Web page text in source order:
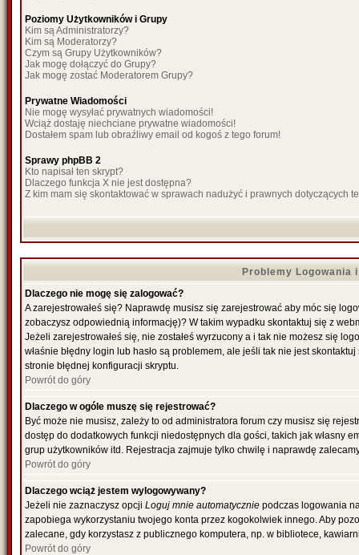
Poziomy Użytkowników i Grupy
Kim są Administratorzy?
Kim są Moderatorzy?
Czym są Grupy Użytkowników?
Jak mogę dołączyć do Grupy?
Jak mogę zostać Moderatorem Grupy?
Prywatne Wiadomości
Nie mogę wysyłać prywatnych wiadomości!
Wciąż dostaję niechciane prywatne wiadomości!
Dostałem spam lub obraźliwy email od kogoś z tego forum!
Sprawy phpBB 2
Kto napisał ten skrypt?
Dlaczego funkcja X nie jest dostępna?
Z kim mam się skontaktować w sprawach nadużyć i prawnych dotyczących
Problemy Logowania
Dlaczego nie mogę się zalogować?
A zarejestrowałeś się? Naprawdę musisz się zarejestrować aby móc się
zobaczysz odpowiednią informację)? W takim wypadku skontaktuj się z
Jeżeli zarejestrowałeś się, nie zostałeś wyrzucony a i tak nie możesz się
właśnie błędny login lub hasło są problemem, ale jeśli tak nie jest
stronie błędnej konfiguracji skryptu.
Powrót do góry
Dlaczego w ogóle muszę się rejestrować?
Być może nie musisz, zależy to od administratora forum czy musisz się
dostęp do dodatkowych funkcji niedostępnych dla gości, takich jak własny
grup użytkowników itd. Rejestracja zajmuje tylko chwilę i naprawdę
Powrót do góry
Dlaczego wciąż jestem wylogowywany?
Jeżeli nie zaznaczysz opcji Loguj mnie automatycznie podczas logowania
zapobiega wykorzystaniu twojego konta przez kogokolwiek innego. Aby
zalecane, gdy korzystasz z publicznego komputera, np. w bibliotece,
Powrót do góry